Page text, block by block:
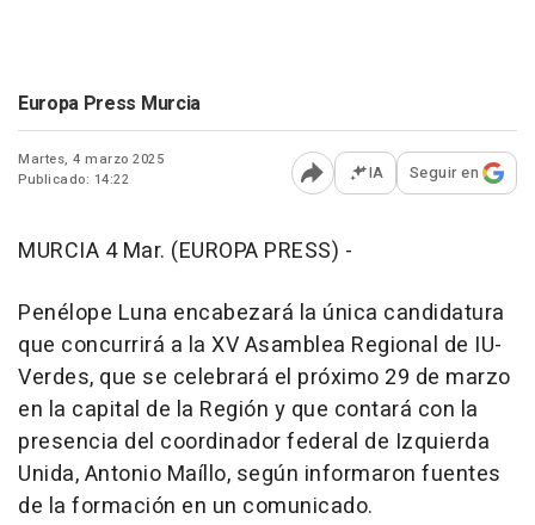
Europa Press Murcia
Martes, 4 marzo 2025
Publicado: 14:22
Abrir opciones para
IA Seguir en
MURCIA 4 Mar. (EUROPA PRESS) -
Penélope Luna encabezará la única candidatura
que concurrirá a la XV Asamblea Regional de IU-
Verdes, que se celebrará el próximo 29 de marzo
en la capital de la Región y que contará con la
presencia del coordinador federal de Izquierda
Unida, Antonio Maíllo, según informaron fuentes
de la formación en un comunicado.